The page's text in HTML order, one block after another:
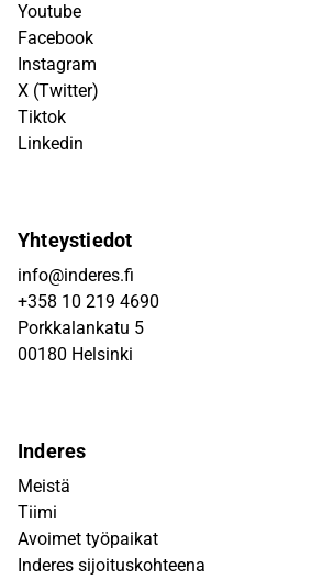
Youtube
Facebook
Instagram
X (Twitter)
Tiktok
Linkedin
Yhteystiedot
info@inderes.fi
+358 10 219 4690
Porkkalankatu 5
00180 Helsinki
Inderes
Meistä
Tiimi
Avoimet työpaikat
Inderes sijoituskohteena